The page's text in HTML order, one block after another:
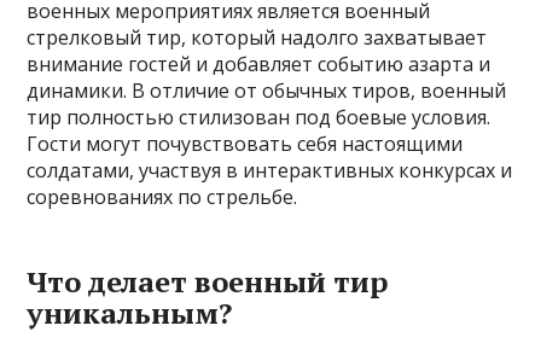
военных мероприятиях является военный
стрелковый тир, который надолго захватывает
внимание гостей и добавляет событию азарта и
динамики. В отличие от обычных тиров, военный
тир полностью стилизован под боевые условия.
Гости могут почувствовать себя настоящими
солдатами, участвуя в интерактивных конкурсах и
соревнованиях по стрельбе.
Что делает военный тир
уникальным?